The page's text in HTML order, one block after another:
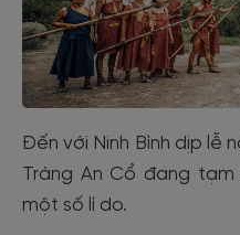
Đến với Ninh Bình dịp lễ
Tràng An Cổ đang
một số lí do.